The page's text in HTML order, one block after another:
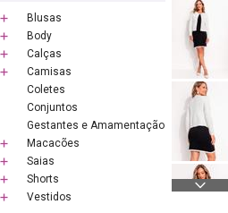
Blusas
Body
Calças
Camisas
Coletes
Conjuntos
Gestantes e Amamentação
Macacões
Saias
Shorts
Vestidos